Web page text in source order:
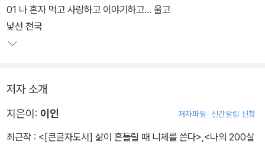
쾌한 농담으로 풀어낸다. 중력을 잃어버리고 마음의 닻을 잃어버린
시대에 혼자여서 고독하고, 함께 있어도 고독한 당신과 내가 이토록
무거운 고독을 어떻게 하면 건널 수 있는지를 이야기한다.
01 나 혼자 먹고 사랑하고 이야기하고… 울고
낯선 천국
저자 소개
지은이: 이인 저자파일 신간알림 신청
최근작 : <[큰글자도서] 삶이 흔들릴 때 니체를 쓴다>,<나의 200살